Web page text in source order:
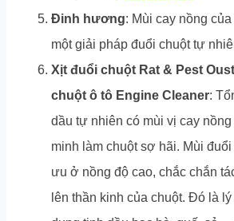
Đinh hương: Mùi cay nồng
một giải pháp đuổi chuột tự
Xịt đuổi chuột Rat & Pest
chuột ô tô Engine Cleaner:
dầu tự nhiên có mùi vị cay
minh làm chuột sợ hãi. Mùi
ưu ở nồng độ cao, chắc chắn
lên thần kinh của chuột. Đó là